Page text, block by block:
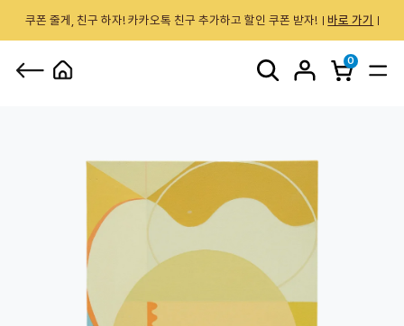
쿠폰 줄게, 친구 하자! 카카오톡 친구 추가하고 할인 쿠폰 받자! 바로 가기
0